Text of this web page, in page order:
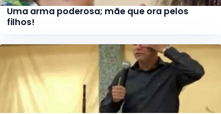
Uma arma poderosa; mãe que ora pelos
filhos!